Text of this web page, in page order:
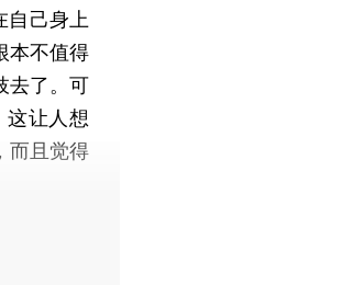
自己身上
本不值得
去了。可
这让人想
而且觉得